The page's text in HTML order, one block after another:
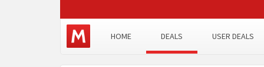
HOME DEALS USER DEALS